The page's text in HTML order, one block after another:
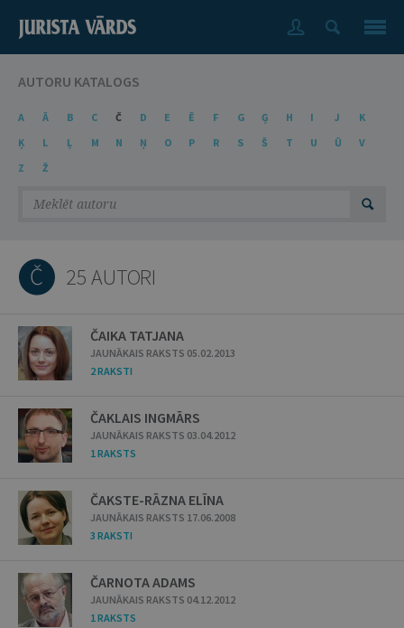
AUTORU KATALOGS
A Ā B C Č D E Ē F G Ģ H I J
K
Ķ
L Ļ M N Ņ O P R S Š T U Ū
V
Z
Ž
Č 25 AUTORI
ČAIKA TATJANA
JAUNĀKAIS RAKSTS 05.02.2013
2 RAKSTI
ČAKLAIS INGMĀRS
JAUNĀKAIS RAKSTS 03.04.2012
1 RAKSTS
ČAKSTE-RĀZNA ELĪNA
JAUNĀKAIS RAKSTS 17.06.2008
3 RAKSTI
ČARNOTA ADAMS
JAUNĀKAIS RAKSTS 04.12.2012
1 RAKSTS